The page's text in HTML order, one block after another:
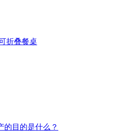
折叠餐桌
的目的是什么？